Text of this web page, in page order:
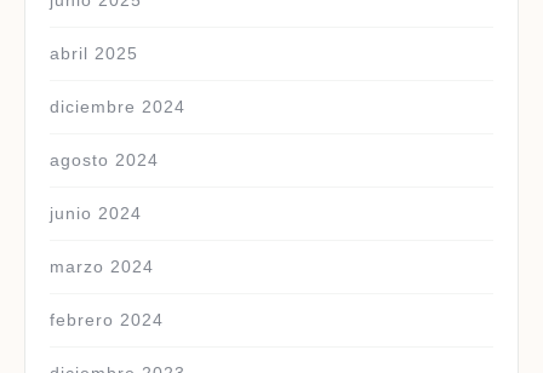
abril 2025
diciembre 2024
agosto 2024
junio 2024
marzo 2024
febrero 2024